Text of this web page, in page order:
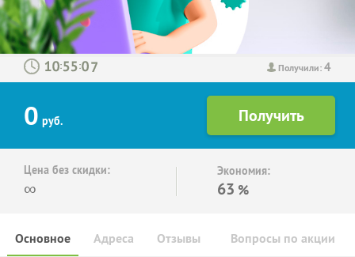
Получили:4
: :
0 руб.
Цена без скидки:
∞
Экономия:
63 %
Основное Отзывы Вопросы по акции
Адреса